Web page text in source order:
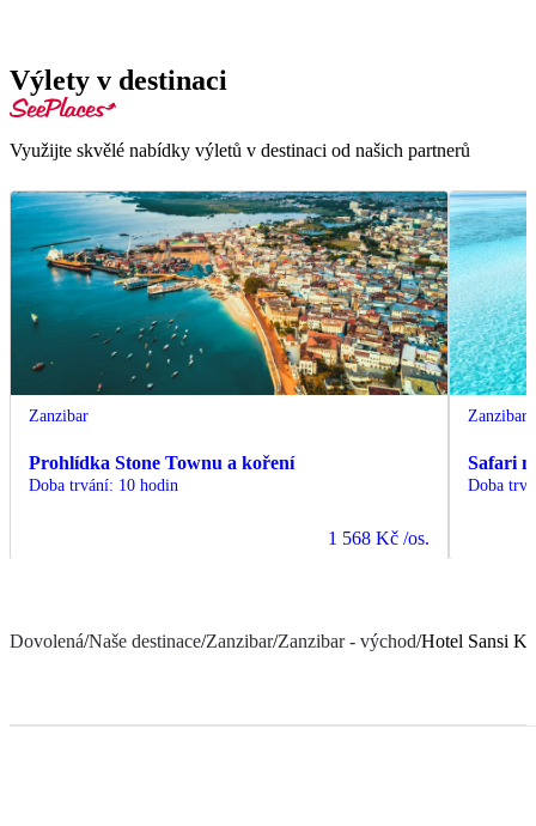
Výlety v destinaci
Využijte skvělé nabídky výletů v destinaci od našich partnerů
Zanzibar
Prohlídka Stone Townu a koření
Doba trvání: 10 hodin
1 568 Kč /os.
Zanzibar
Safari
Doba
Dovolená/Naše destinace/Zanzibar/Zanzibar - východ/Hotel Sansi